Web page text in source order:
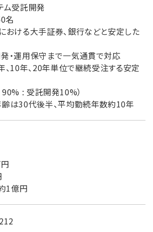
ム受託開発
名
おける大手証券、銀行などと安定した
・運用保守まで一気通貫で対応
10年、20年単位で継続受注する安定
: 受託開発10%）
は30代後半、平均勤続年数約10年
1億円